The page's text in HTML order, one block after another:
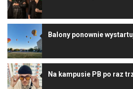
Balony ponownie
Na kampusie PB po raz